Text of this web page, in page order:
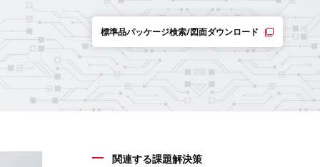
標準品パッケージ検索/図面ダウンロード
関連する課題解決策